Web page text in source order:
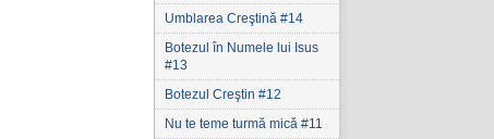
Umblarea Creştină #14
Botezul în Numele lui Isus
#13
Botezul Creştin #12
Nu te teme turmă mică #11